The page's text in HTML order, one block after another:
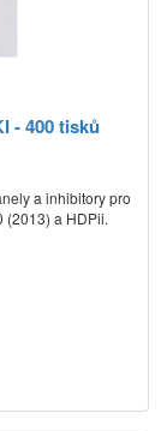
- 400 tisků
a inhibitory pro
(2013) a HDPii.